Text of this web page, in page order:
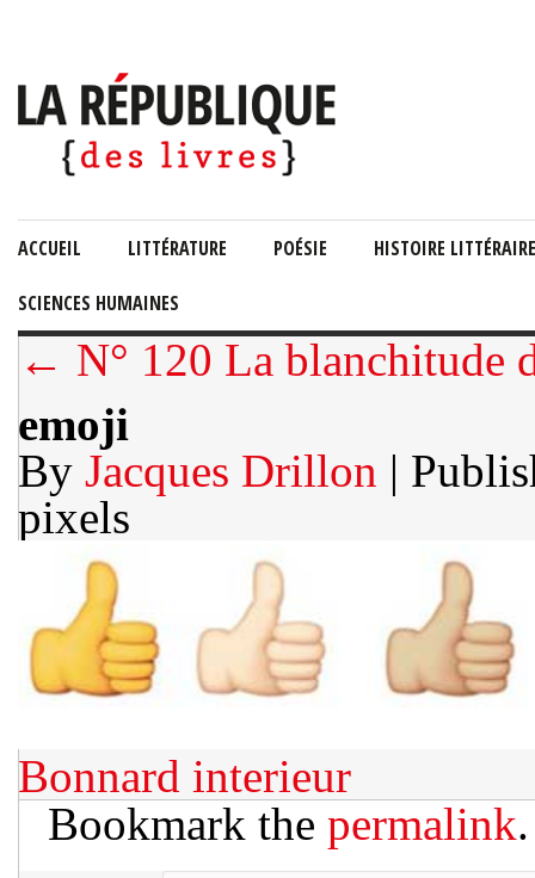
ACCUEIL LITTÉRATURE POÉSIE HISTOIRE LITTÉRAIRE
SCIENCES HUMAINES
← N° 120 La blanchitude
emoji
By Jacques Drillon |
pixels
Bonnard interieur
Bookmark the permalink.